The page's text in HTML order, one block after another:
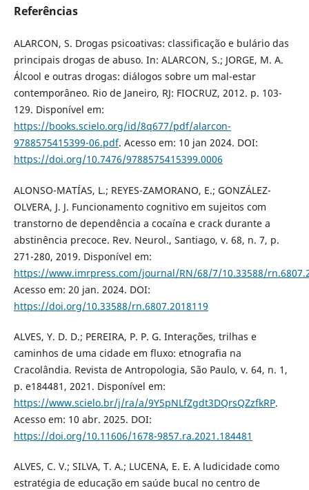
Referências
ALARCON, S. Drogas psicoativas: classificação e bulário das
principais drogas de abuso. In: ALARCON, S.; JORGE, M. A.
Álcool e outras drogas: diálogos sobre um mal-estar
contemporâneo. Rio de Janeiro, RJ: FIOCRUZ, 2012. p. 103-
129. Disponível em:
https://books.scielo.org/id/8q677/pdf/alarcon-
9788575415399-06.pdf. Acesso em: 10 jan 2024. DOI:
https://doi.org/10.7476/9788575415399.0006
ALONSO-MATÍAS, L.; REYES-ZAMORANO, E.; GONZÁLEZ-
OLVERA, J. J. Funcionamento cognitivo em sujeitos com
transtorno de dependência a cocaína e crack durante a
abstinência precoce. Rev. Neurol., Santiago, v. 68, n. 7, p.
271-280, 2019. Disponível em:
https://www.imrpress.com/journal/RN/68/7/10.33588/
Acesso em: 20 jan. 2024. DOI:
https://doi.org/10.33588/rn.6807.2018119
ALVES, Y. D. D.; PEREIRA, P. P. G. Interações, trilhas e
caminhos de uma cidade em fluxo: etnografia na
Cracolândia. Revista de Antropologia, São Paulo, v. 64, n. 1,
p. e184481, 2021. Disponível em:
https://www.scielo.br/j/ra/a/9Y5pNLfZgdt3DQrsQZzfkRP.
Acesso em: 10 abr. 2025. DOI:
https://doi.org/10.11606/1678-9857.ra.2021.184481
ALVES, C. V.; SILVA, T. A.; LUCENA, E. E. A ludicidade como
estratégia de educação em saúde bucal no centro de